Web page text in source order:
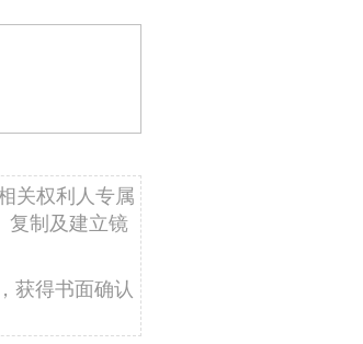
关权利人专属
复制及建立镜
，获得书面确认